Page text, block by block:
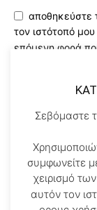
αποθηκεύστε
τον ιστότοπό
επόμενη φορά
αποθήκευση
τον
μας*
Σεβόμαστε
συμφωνείτε
χειρισμό
αυτόν τον